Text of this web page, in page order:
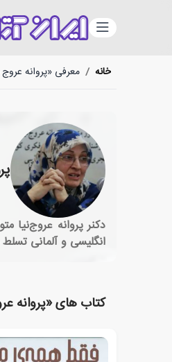
دسته‌بندی
خانه / معرفی «پروانه عروج
انگلیسی و آلمانی
کتاب های «پروانه